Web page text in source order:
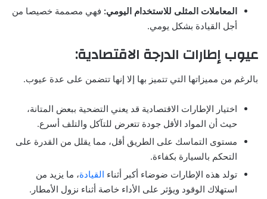
المعاملات المثلى للاستخدام اليومي: فهي مصممة خصيصا من
أجل القيادة بشكل يومي.
عيوب إطارات الدرجة الاقتصادية:
بالرغم من مميزاتها التي تتميز بها إلا إنها تتضمن على عدة عيوب.
اختيار الإطارات الاقتصادية قد يعني التضحية ببعض المتانة،
حيث أن المواد الأقل جودة تتعرض للتآكل والتلف أسرع.
مستوى التماسك على الطريق أقل، مما يقلل من القدرة على
التحكم بالسيارة بكفاءة.
تولد هذه الإطارات ضوضاء أكبر أثناء القيادة، ما يزيد من
استهلاك الوقود ويؤثر على الأداء خاصة أثناء نزول الأمطار.